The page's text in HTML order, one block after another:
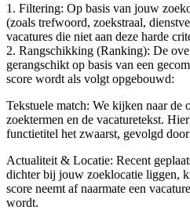
1. Filtering: Op basis van jouw
(zoals trefwoord, zoekstraal,
vacatures die niet aan deze harde
2. Rangschikking (Ranking): De
gerangschikt op basis van een
score wordt als volgt opgebouwd:
Tekstuele match: We kijken naar de
zoektermen en de vacaturetekst.
functietitel het zwaarst, gevolgd
Actualiteit & Locatie: Recent
dichter bij jouw zoeklocatie liggen,
score neemt af naarmate een
wordt.